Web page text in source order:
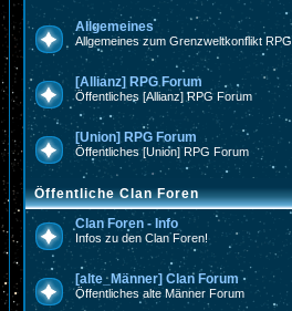
Allgemeines
Allgemeines zum Grenzweltkonflikt RPG
[Allianz] RPG Forum
Öffentliches [Allianz] RPG Forum
[Union] RPG Forum
Öffentliches [Union] RPG Forum
Öffentliche Clan Foren
Clan Foren - Info
Infos zu den Clan Foren!
[alte_Männer] Clan Forum
Öffentliches alte Männer Forum